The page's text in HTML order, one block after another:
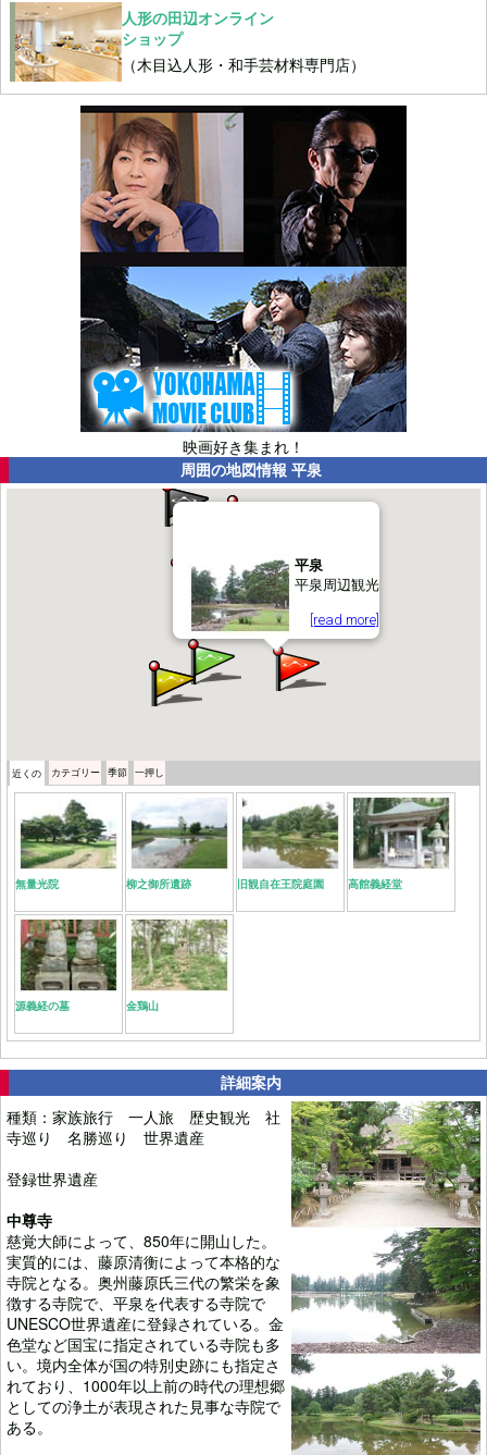
人形の田辺オンライン
ショップ
（木目込人形・和手芸材料専門店）
映画好き集まれ！
周囲の地図情報 平泉
平泉
平泉周辺観光
[read more]
近くの カテゴリー 季節 一押し
無量光院 柳之御所遺跡 旧観自在王院庭園 高館義経堂
源義経の墓 金鶏山
詳細案内
種類：家族旅行 一人旅 歴史観光 社
寺巡り 名勝巡り 世界遺産
登録世界遺産
中尊寺
慈覚大師によって、850年に開山した。
実質的には、藤原清衡によって本格的な
寺院となる。奥州藤原氏三代の繁栄を象
徴する寺院で、平泉を代表する寺院で
UNESCO世界遺産に登録されている。金
色堂など国宝に指定されている寺院も多
い。境内全体が国の特別史跡にも指定さ
れており、1000年以上前の時代の理想郷
としての浄土が表現された見事な寺院で
ある。